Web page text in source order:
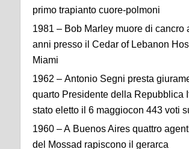
primo trapianto cuore-polmoni
1981 – Bob Marley muore di cancro
anni presso il Cedar of Lebanon
Miami
1962 – Antonio Segni presta
quarto Presidente della Repubblica
stato eletto il 6 maggiocon 443 voti
1960 – A Buenos Aires quattro
del Mossad rapiscono il gerarca